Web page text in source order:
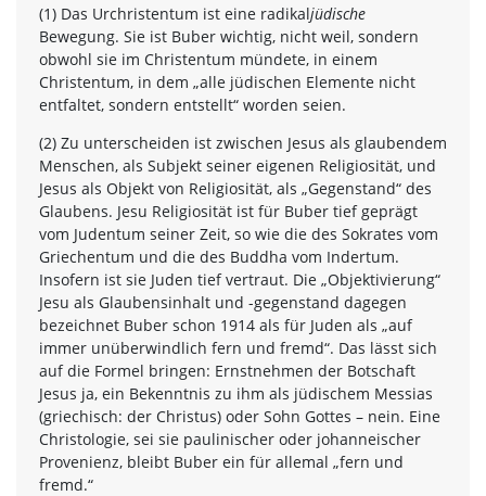
(1) Das Urchristentum ist eine radikaljüdische
Bewegung. Sie ist Buber wichtig, nicht weil, sondern
obwohl sie im Christentum mündete, in einem
Christentum, in dem „alle jüdischen Elemente nicht
entfaltet, sondern entstellt“ worden seien.
(2) Zu unterscheiden ist zwischen Jesus als glaubendem
Menschen, als Subjekt seiner eigenen Religiosität, und
Jesus als Objekt von Religiosität, als „Gegenstand“ des
Glaubens. Jesu Religiosität ist für Buber tief geprägt
vom Judentum seiner Zeit, so wie die des Sokrates vom
Griechentum und die des Buddha vom Indertum.
Insofern ist sie Juden tief vertraut. Die „Objektivierung“
Jesu als Glaubensinhalt und -gegenstand dagegen
bezeichnet Buber schon 1914 als für Juden als „auf
immer unüberwindlich fern und fremd“. Das lässt sich
auf die Formel bringen: Ernstnehmen der Botschaft
Jesus ja, ein Bekenntnis zu ihm als jüdischem Messias
(griechisch: der Christus) oder Sohn Gottes – nein. Eine
Christologie, sei sie paulinischer oder johanneischer
Provenienz, bleibt Buber ein für allemal „fern und
fremd.“